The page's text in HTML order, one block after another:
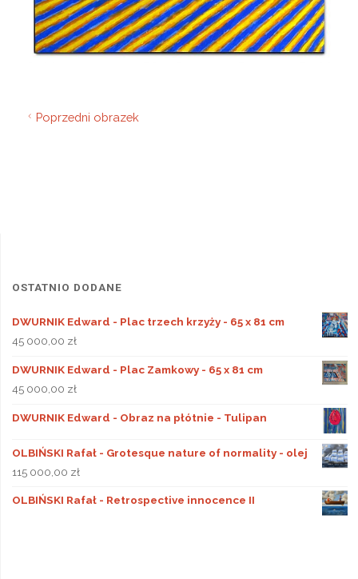
Poprzedni obrazek
OSTATNIO DODANE
DWURNIK Edward - Plac trzech krzyży - 65 x 81 cm
45 000,00 zł
DWURNIK Edward - Plac Zamkowy - 65 x 81 cm
45 000,00 zł
DWURNIK Edward - Obraz na płótnie - Tulipan
OLBIŃSKI Rafał - Grotesque nature of normality - olej
115 000,00 zł
OLBIŃSKI Rafał - Retrospective innocence II